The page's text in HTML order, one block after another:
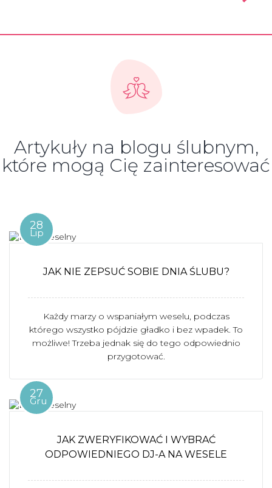
Artykuły na blogu ślubnym,
które mogą Cię zainteresować
28
Lip
JAK NIE ZEPSUĆ SOBIE DNIA ŚLUBU?
Każdy marzy o wspaniałym weselu, podczas
którego wszystko pójdzie gładko i bez wpadek. To
możliwe! Trzeba jednak się do tego odpowiednio
przygotować.
27
Gru
JAK ZWERYFIKOWAĆ I WYBRAĆ
ODPOWIEDNIEGO DJ-A NA WESELE